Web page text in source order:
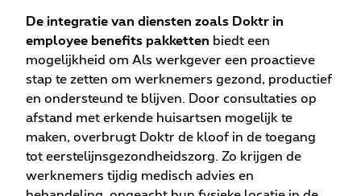
De integratie van diensten zoals Doktr in
employee benefits pakketten biedt een
mogelijkheid om Als werkgever een proactieve
stap te zetten om werknemers gezond, productief
en ondersteund te blijven. Door consultaties op
afstand met erkende huisartsen mogelijk te
maken, overbrugt Doktr de kloof in de toegang
tot eerstelijnsgezondheidszorg. Zo krijgen de
werknemers tijdig medisch advies en